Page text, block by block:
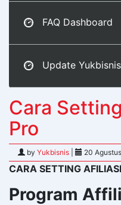
FAQ Dashboard
Update Yukbisnis
Cara
Pro
by Yukbisnis 20
CARA SETTING
Program